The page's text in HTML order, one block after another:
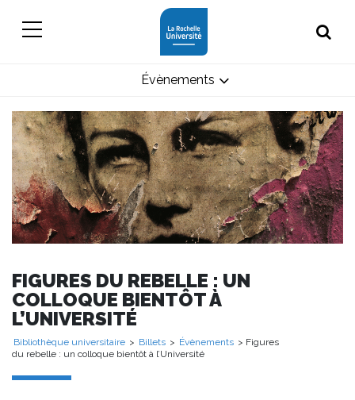
FIGURES DU REBELLE : UN
COLLOQUE BIENTÔT À
L’UNIVERSITÉ
Bibliothèque universitaire > Billets > Évènements > Figures
du rebelle : un colloque bientôt à l’Université
Évènements